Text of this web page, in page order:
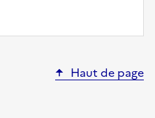
Haut de page